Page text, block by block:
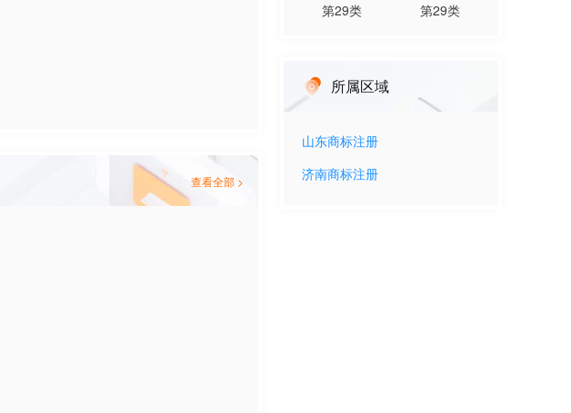
查看全部 >
第29类 第29类
所属区域
山东商标注册
济南商标注册